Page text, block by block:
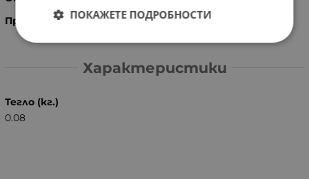
Производител:Китай, TIENS Group
Характеристики
Тегло (кг.)
0.08
ПОКАЖЕТЕ ПОДРОБНОСТИ